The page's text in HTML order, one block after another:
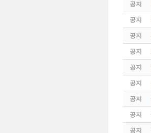
공지
공지
공지
공지
공지
공지
공지
공지
공지